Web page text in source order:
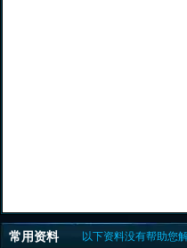
以下资料没有帮助您
常用资料